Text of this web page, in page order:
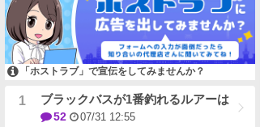
「ホストラブ」で宣伝をしてみませんか？
ブラックバスが1番釣れるルアーは
52 07/31 12:55